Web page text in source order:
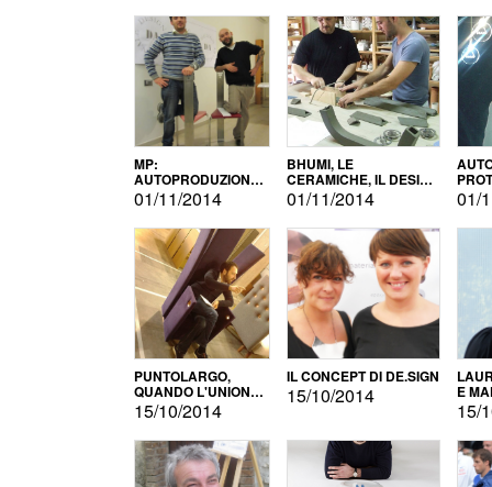
MP:
AUTOPRODUZIONE
E INNOVAZIONE
01/11/2014
BHUMI, LE
CERAMICHE, IL DESIGN
E L'AUTOPRODUZIONE
01/11/2014 01/
PUNTOLARGO,
QUANDO L'UNIONE
FA LA FORZA E
VINCE
15/10/2014
IL CONCEPT DI DE.SIGN
15/10/2014 E
15/